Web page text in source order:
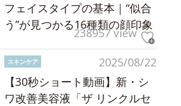
フェイスタイプの基本｜“似合
う”が見つかる16種類の顔印象
238957 view
2025/08/22
スキンケア
【30秒ショート動画】新・シ
ワ改善美容液「ザ リンクルセ